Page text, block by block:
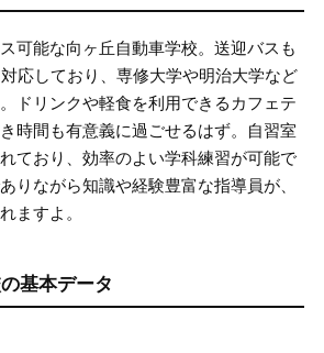
可能な向ヶ丘自動車学校。送迎バスも
応しており、専修大学や明治大学など
ドリンクや軽食を利用できるカフェテ
時間も有意義に過ごせるはず。自習室
ており、効率のよい学科練習が可能で
りながら知識や経験豊富な指導員が、
ますよ。
基本データ